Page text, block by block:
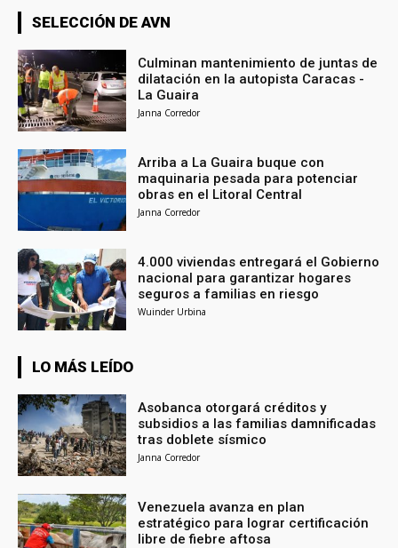
SELECCIÓN DE AVN
Culminan mantenimiento de juntas de
dilatación en la autopista Caracas -
La Guaira
Janna Corredor
Arriba a La Guaira buque con
maquinaria pesada para potenciar
obras en el Litoral Central
Janna Corredor
4.000 viviendas entregará el Gobierno
nacional para garantizar hogares
seguros a familias en riesgo
Wuinder Urbina
LO MÁS LEÍDO
Asobanca otorgará créditos y
subsidios a las familias damnificadas
tras doblete sísmico
Janna Corredor
Venezuela avanza en plan
estratégico para lograr certificación
libre de fiebre aftosa